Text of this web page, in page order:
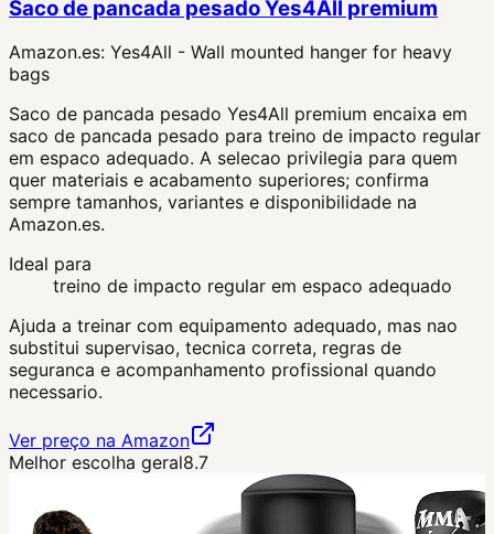
Saco de pancada pesado Yes4All premium
Amazon.es: Yes4All - Wall mounted hanger for heavy
bags
Saco de pancada pesado Yes4All premium encaixa em
saco de pancada pesado para treino de impacto regular
em espaco adequado. A selecao privilegia para quem
quer materiais e acabamento superiores; confirma
sempre tamanhos, variantes e disponibilidade na
Amazon.es.
Ideal para
treino de impacto regular em espaco adequado
Ajuda a treinar com equipamento adequado, mas nao
substitui supervisao, tecnica correta, regras de
seguranca e acompanhamento profissional quando
necessario.
Ver preço na Amazon
Melhor escolha geral8.7